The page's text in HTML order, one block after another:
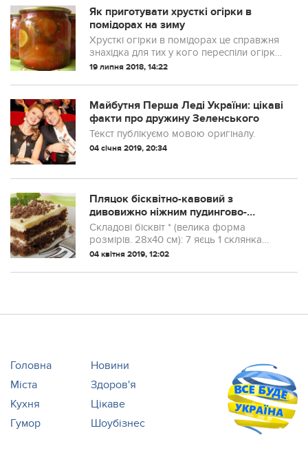
Як приготувати хрусткі огірки в
помідорах на зиму
Хрусткі огірки в помідорах це справжня
знахідка для тих у кого переспіли огірки,
і помідори виросли не кондиційні. У це
рецептом виходять такими хрустким...
19 липня 2018, 14:22
Майбутня Перша Леді України: цікаві
факти про дружину Зеленського
Текст публікуємо мовою оригіналу.
04 січня 2019, 20:34
Пляцок бісквітно-кавовий з
дивовижно ніжним пудингово-
яблучним кремом. Спробувала
приготувати, тепер це моя
найулюбленіша випічка
Складові бісквіт * (велика форма
розмірів. 28х40 см): 7 яєць 1 склянка
цукру ¾ склянки борошна 2 столові
випічки
04 квітня 2019, 12:02
Головна
Новини
Міста
Здоров'я
Кухня
Цікаве
Гумор
Шоубізнес